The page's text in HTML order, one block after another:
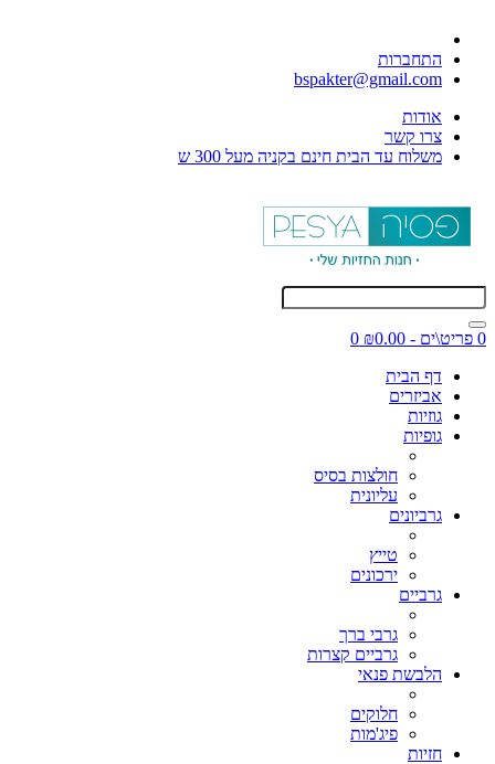
התחברות
bspakter@gmail.com
אודות
צרו קשר
משלוח עד הבית חינם בקניה מעל 300 ש
0 פריט\ים - ₪0.00
0
דף הבית
אביזרים
גוזיות
גופיות
חולצות בסיס
עליונית
גרביונים
טייץ
ירכונים
גרביים
גרבי ברך
גרביים קצרות
הלבשת פנאי
חלוקים
פיג'מות
חזיות